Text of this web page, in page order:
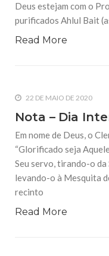
Deus estejam com o
purificados Ahlul Bait
Read More
22 DE MAIO DE 2020
Nota – Dia
Em nome de Deus, o
“Glorificado seja
Seu servo, tirando-o da
levando-o à Mesquita
recinto
Read More